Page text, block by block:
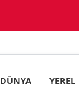
DÜNYA YEREL